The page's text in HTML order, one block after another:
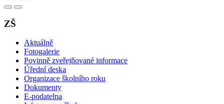
ZŠ
Aktuálně
Fotogalerie
Povinně zveřejňované informace
Úřední deska
Organizace školního roku
Dokumenty
E-podatelna